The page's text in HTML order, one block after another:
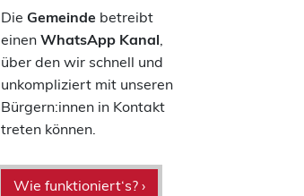
Die Gemeinde betreibt
einen WhatsApp Kanal,
über den wir schnell und
unkompliziert mit unseren
Bürgern:innen in Kontakt
treten können.
Wie funktioniert‘s? ›